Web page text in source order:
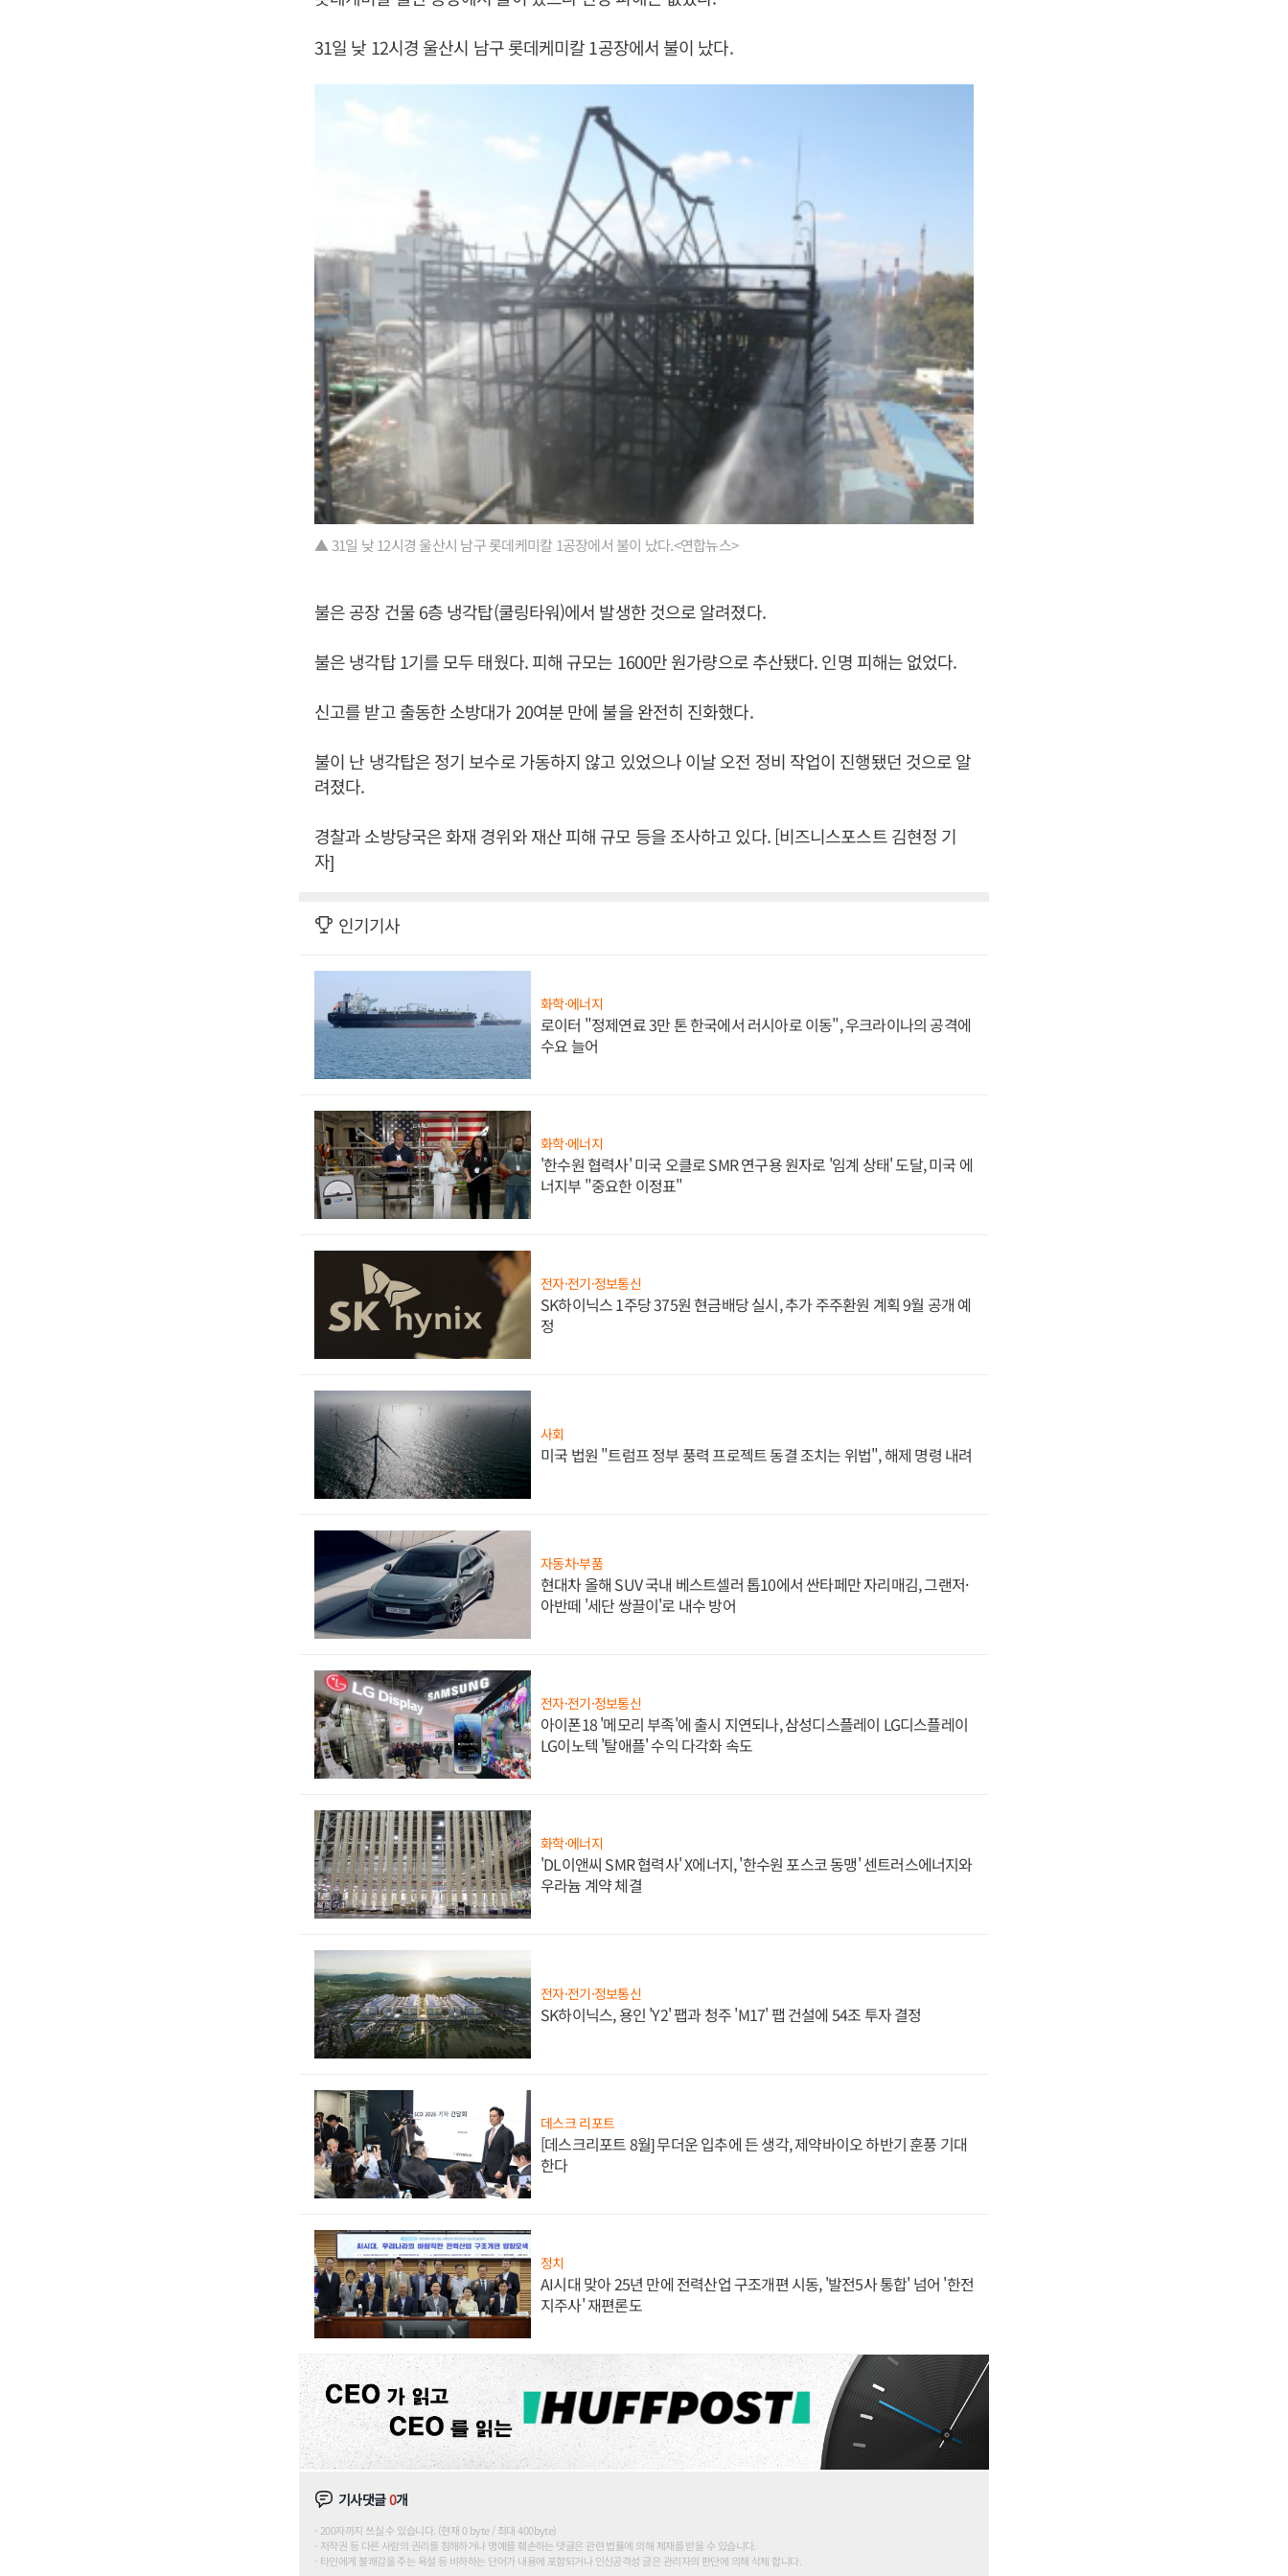
31일 낮 12시경 울산시 남구 롯데케미칼 1공장에서 불이 났다.
▲ 31일 낮 12시경 울산시 남구 롯데케미칼 1공장에서 불이 났다.<연합뉴스>
불은 공장 건물 6층 냉각탑(쿨링타워)에서 발생한 것으로 알려졌다.
불은 냉각탑 1기를 모두 태웠다. 피해 규모는 1600만 원가량으로 추산됐다. 인명 피해는 없었다.
신고를 받고 출동한 소방대가 20여분 만에 불을 완전히 진화했다.
불이 난 냉각탑은 정기 보수로 가동하지 않고 있었으나 이날 오전 정비 작업이 진행됐던 것으로 알
려졌다.
경찰과 소방당국은 화재 경위와 재산 피해 규모 등을 조사하고 있다. [비즈니스포스트 김현정 기
자]
인기기사
화학·에너지
로이터 "정제연료 3만 톤 한국에서 러시아로 이동", 우크라이나의 공격에
수요 늘어
화학·에너지
'한수원 협력사' 미국 오클로 SMR 연구용 원자로 '임계 상태' 도달, 미국 에
너지부 "중요한 이정표"
전자·전기·정보통신
SK하이닉스 1주당 375원 현금배당 실시, 추가 주주환원 계획 9월 공개 예
정
사회
미국 법원 "트럼프 정부 풍력 프로젝트 동결 조치는 위법", 해제 명령 내려
자동차·부품
현대차 올해 SUV 국내 베스트셀러 톱10에서 싼타페만 자리매김, 그랜저·
아반떼 '세단 쌍끌이'로 내수 방어
전자·전기·정보통신
아이폰18 '메모리 부족'에 출시 지연되나, 삼성디스플레이 LG디스플레이
LG이노텍 '탈애플' 수익 다각화 속도
화학·에너지
'DL이앤씨 SMR 협력사' X에너지, '한수원 포스코 동맹' 센트러스에너지와
우라늄 계약 체결
전자·전기·정보통신
SK하이닉스, 용인 'Y2' 팹과 청주 'M17' 팹 건설에 54조 투자 결정
데스크 리포트
[데스크리포트 8월] 무더운 입추에 든 생각, 제약바이오 하반기 훈풍 기대
한다
정치
AI시대 맞아 25년 만에 전력산업 구조개편 시동, '발전5사 통합' 넘어 '한전
지주사' 재편론도
기사댓글0개
200자까지 쓰실 수 있습니다. (현재 0 byte / 최대 400byte)
저작권 등 다른 사람의 권리를 침해하거나 명예를 훼손하는 댓글은 관련 법률에 의해 제재를 받을 수 있습니다.
타인에게 불쾌감을 주는 욕설 등 비하하는 단어가 내용에 포함되거나 인신공격성 글은 관리자의 판단에 의해 삭제 합니다.